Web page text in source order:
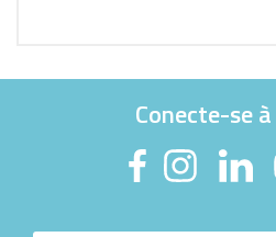
Conecte-se